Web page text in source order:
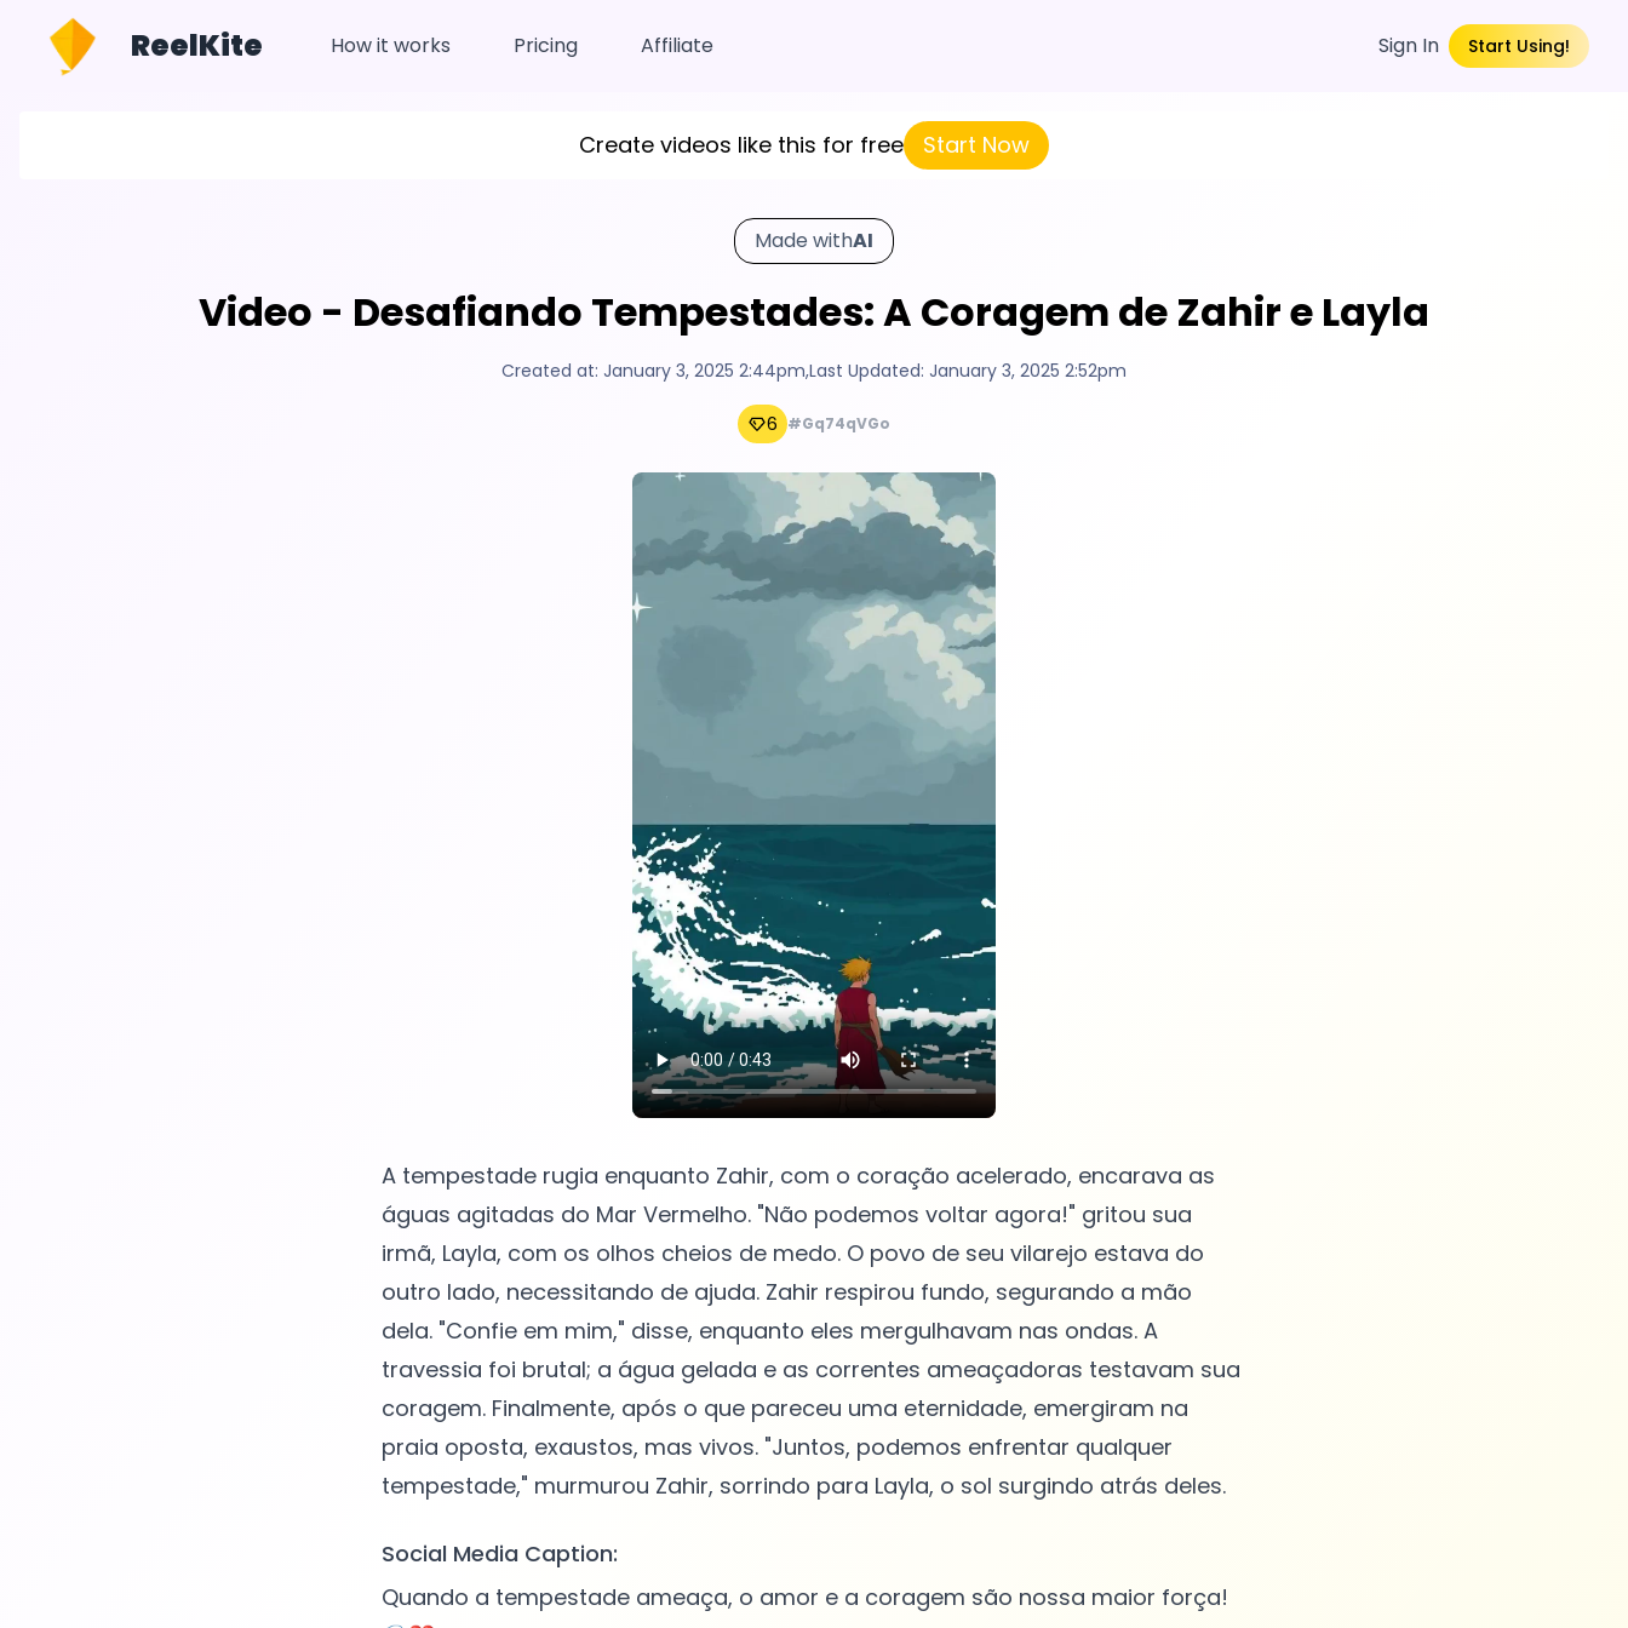
ReelKite How it works Pricing Affiliate Sign In Start Using!
Create videos like this for free Start Now
Made withAI
Video - Desafiando Tempestades: A Coragem de Zahir e Layla
Created at: January 3, 2025 2:44pm,Last Updated: January 3, 2025 2:52pm
6 #Gq74qVGo
A tempestade rugia enquanto Zahir, com o coração acelerado, encarava as
águas agitadas do Mar Vermelho. "Não podemos voltar agora!" gritou sua
irmã, Layla, com os olhos cheios de medo. O povo de seu vilarejo estava do
outro lado, necessitando de ajuda. Zahir respirou fundo, segurando a mão
dela. "Confie em mim," disse, enquanto eles mergulhavam nas ondas. A
travessia foi brutal; a água gelada e as correntes ameaçadoras testavam sua
coragem. Finalmente, após o que pareceu uma eternidade, emergiram na
praia oposta, exaustos, mas vivos. "Juntos, podemos enfrentar qualquer
tempestade," murmurou Zahir, sorrindo para Layla, o sol surgindo atrás deles.
Social Media Caption:
Quando a tempestade ameaça, o amor e a coragem são nossa maior força!